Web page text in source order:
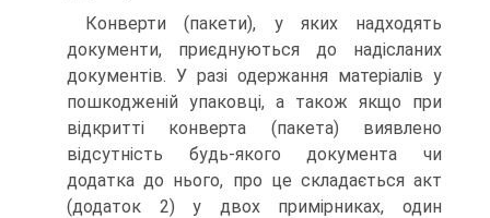
Конверти (пакети), у яких надходять
документи, приєднуються до надісланих
документів. У разі одержання матеріалів у
пошкодженій упаковці, а також якщо при
відкритті конверта (пакета) виявлено
відсутність будь-якого документа чи
додатка до нього, про це складається акт
(додаток 2) у двох примірниках, один